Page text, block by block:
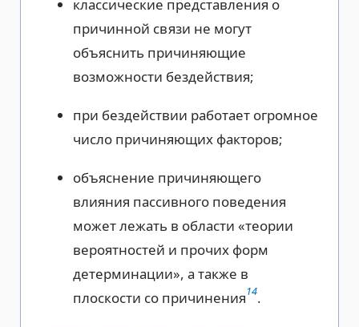
классические представления о
причинной связи не могут
объяснить причиняющие
возможности бездействия;
при бездействии работает огромное
число причиняющих факторов;
объяснение причиняющего
влияния пассивного поведения
может лежать в области «теории
вероятностей и прочих форм
детерминации», а также в
плоскости со причинения14.